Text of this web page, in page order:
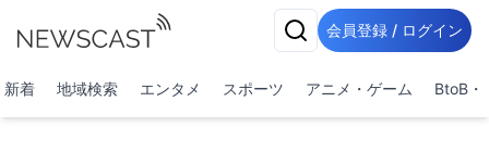
会員登録 / ログイン
新着 地域検索 エンタメ スポーツ アニメ・ゲーム BtoB・